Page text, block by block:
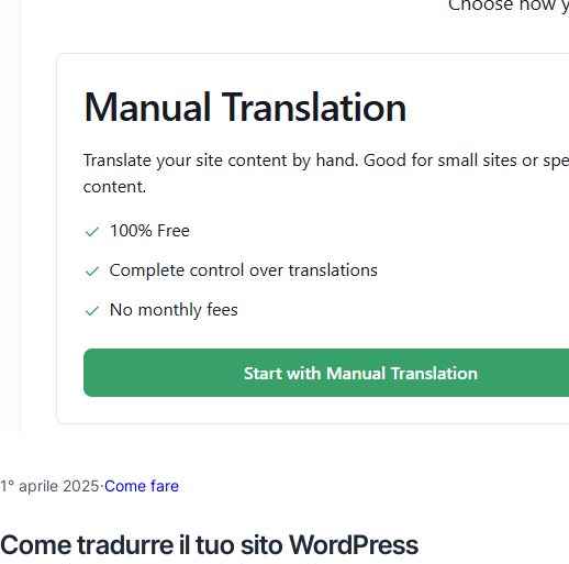
1° aprile 2025·Come fare
Come tradurre il tuo sito WordPress